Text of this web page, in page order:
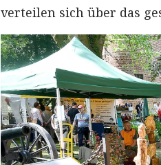
verteilen sich über das